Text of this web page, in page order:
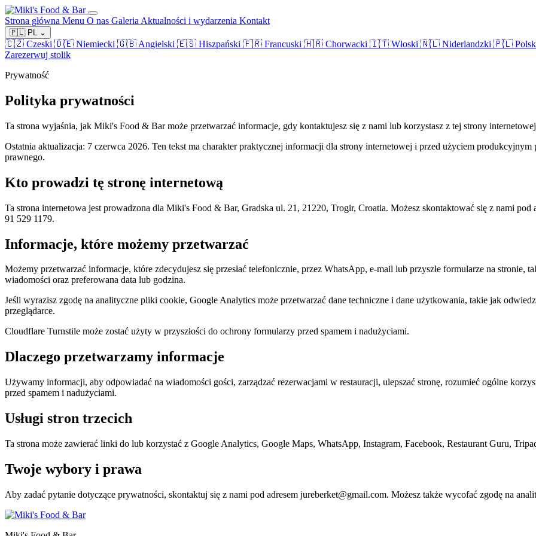
Strona główna Menu O nas Galeria Aktualności i wydarzenia Kontakt
🇵🇱 PL ⌄
🇨🇿 Czeski 🇩🇪 Niemiecki 🇬🇧 Angielski 🇪🇸 Hiszpański 🇫🇷 Francuski 🇭🇷 Chorwacki 🇮🇹 Włoski 🇳🇱 Niderlandzki 🇵🇱
Zarezerwuj stolik
Prywatność
Polityka prywatności
Ta strona wyjaśnia, jak Miki's Food & Bar może przetwarzać informacje, gdy kontaktujesz się z nami lub korzystasz z tej strony
Ostatnia aktualizacja: 7 czerwca 2026. Ten tekst ma charakter praktycznej informacji dla strony internetowej i przed użyciem
prawnego.
Kto prowadzi tę stronę internetową
Ta strona internetowa jest prowadzona dla Miki's Food & Bar, Gradska ul. 21, 21220, Trogir, Croatia. Możesz skontaktować się z nami
91 529 1179.
Informacje, które możemy przetwarzać
Możemy przetwarzać informacje, które zdecydujesz się przesłać telefonicznie, przez WhatsApp, e-mail lub przyszłe formularze na stronie,
wiadomości oraz preferowana data lub godzina.
Jeśli wyrazisz zgodę na analityczne pliki cookie, Google Analytics może przetwarzać dane techniczne i dane użytkowania, takie jak
przeglądarce.
Cloudflare Turnstile może zostać użyty w przyszłości do ochrony formularzy przed spamem i nadużyciami.
Dlaczego przetwarzamy informacje
Używamy informacji, aby odpowiadać na wiadomości gości, zarządzać rezerwacjami w restauracji, ulepszać stronę, rozumieć ogólne
przed spamem i nadużyciami.
Usługi stron trzecich
Ta strona może zawierać linki do lub korzystać z Google Analytics, Google Maps, WhatsApp, Instagram, Facebook, Restaurant Guru,
Twoje wybory i prawa
Aby zadać pytanie dotyczące prywatności, skontaktuj się z nami pod adresem jureberket@gmail.com. Możesz także wycofać zgodę na